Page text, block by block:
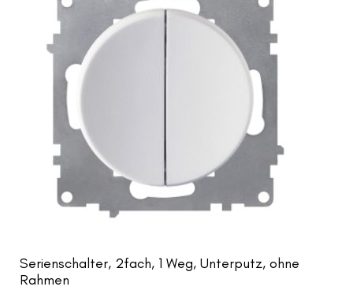
Serienschalter, 2fach, 1 Weg, Unterputz, ohne
Rahmen